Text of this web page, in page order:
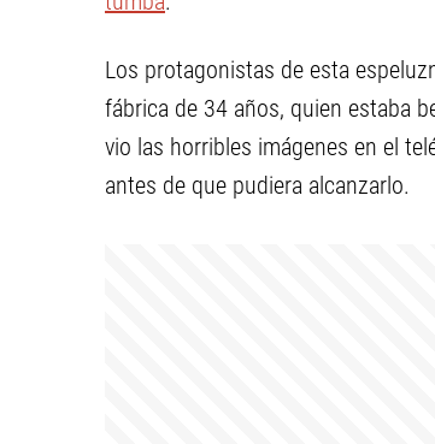
Los protagonistas de esta
fábrica de 34 años, quien estaba
vio las horribles imágenes en el
antes de que pudiera alcanzarlo.